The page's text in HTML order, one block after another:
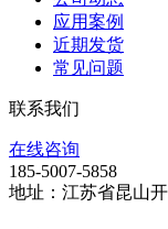
应用案例
近期发货
常见问题
联系我们
在线咨询
185-5007-5858
地址：江苏省昆山